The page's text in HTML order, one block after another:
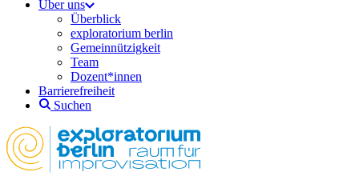
Über uns
Überblick
exploratorium berlin
Gemeinnützigkeit
Team
Dozent*innen
Barrierefreiheit
Suchen